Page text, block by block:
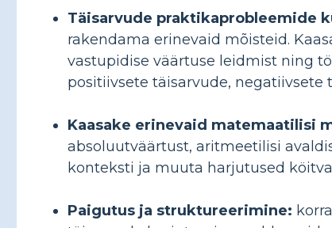
Täisarvude praktikaprobleemide
rakendama erinevaid mõisteid.
vastupidise väärtuse leidmist ning
positiivsete täisarvude,
Kaasake erinevaid matemaatilisi
absoluutväärtust, aritmeetilisi
konteksti ja muuta harjutused
Paigutus ja struktureerimine: